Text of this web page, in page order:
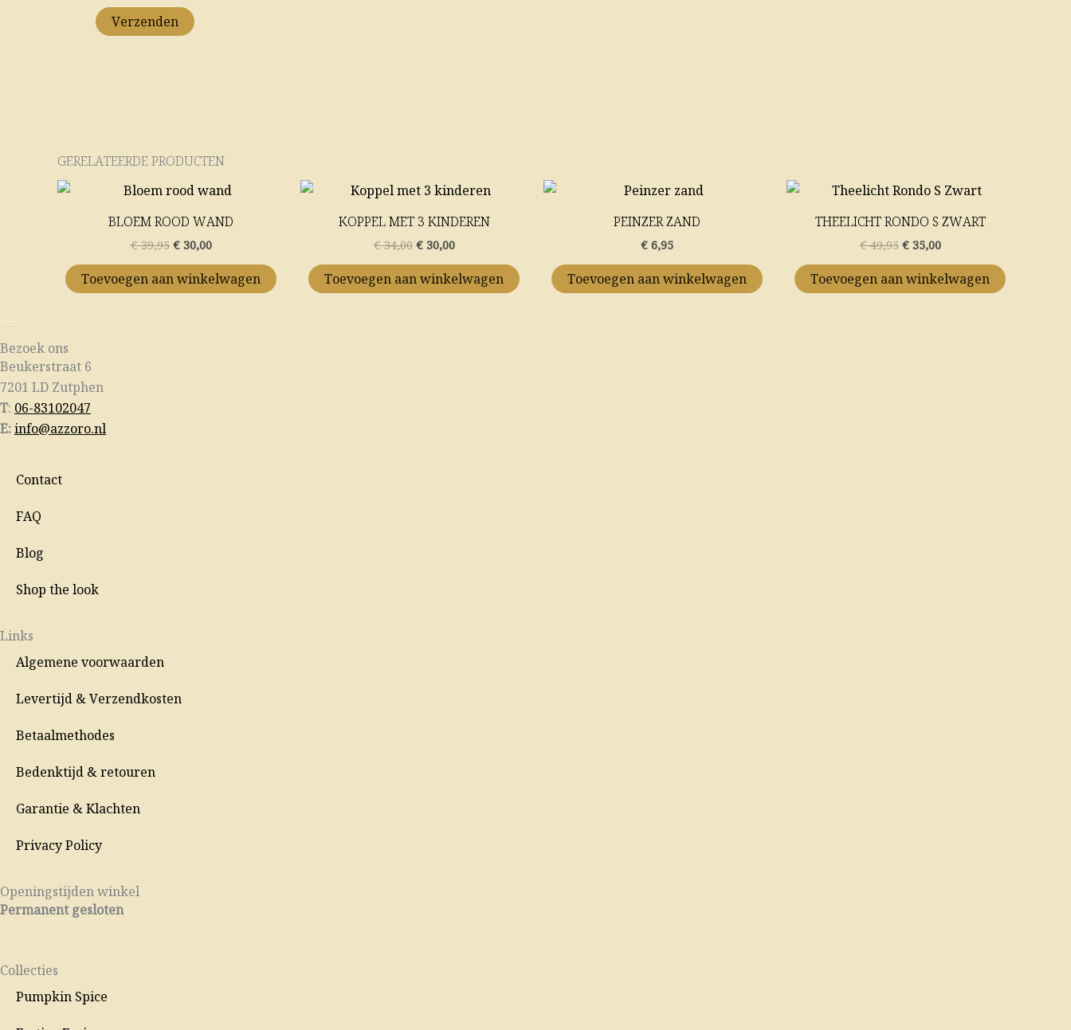
GERELATEERDE PRODUCTEN
BLOEM ROOD WAND
€39,95
Oorspronkelijke
prijs
was:
€ 39,95.
€30,00
Huidige
prijs
is:
€ 30,00.
Toevoegen aan winkelwagen
KOPPEL MET 3 KINDEREN
€34,00
Oorspronkelijke
prijs
was:
€ 34,00.
€30,00
Huidige
prijs
is:
€ 30,00.
Toevoegen aan winkelwagen
PEINZER ZAND
€ 6,95
Toevoegen aan winkelwagen
THEELICHT RONDO S ZWART
€49,95
Oorspronkelijke
prijs
was:
€ 49,95.
€35,00
Huidige
prijs
is:
€ 35,00.
Toevoegen aan winkelwagen
Bezoek ons
Beukerstraat 6
7201 LD Zutphen
T: 06-83102047
E: info@azzoro.nl
Contact
FAQ
Blog
Shop the look
Links
Algemene voorwaarden
Levertijd & Verzendkosten
Betaalmethodes
Bedenktijd & retouren
Garantie & Klachten
Privacy Policy
Openingstijden winkel
Permanent gesloten
Collecties
Pumpkin Spice